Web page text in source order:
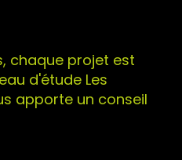
chaque projet est
d'étude Les
apporte un conseil